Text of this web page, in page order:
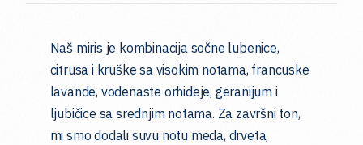
Naš miris je kombinacija sočne lubenice,
citrusa i kruške sa visokim notama, francuske
lavande, vodenaste orhideje, geranijum i
ljubičice sa srednjim notama. Za završni ton,
mi smo dodali suvu notu meda, drveta,